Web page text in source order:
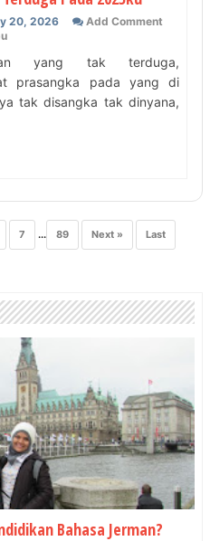
20, 2026
Add Comment
yang tak terduga,
prasangka pada yang di
tak disangka tak dinyana,
7 ... 89 Next » Last
Bahasa Jerman?